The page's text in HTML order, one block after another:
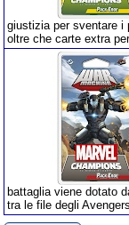
giustizia per sventare i
oltre che carte extra
battaglia viene dotato
tra le file degli